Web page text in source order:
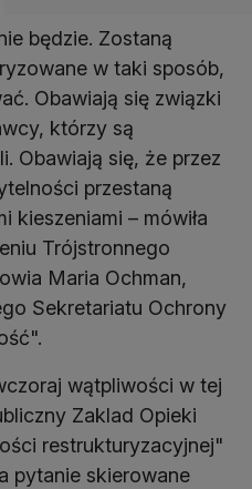
będzie. Zostaną
w taki sposób,
Obawiają się związki
którzy są
Obawiają się, że przez
przestaną
kieszeniami – mówiła
Trójstronnego
Maria Ochman,
Sekretariatu Ochrony
wątpliwości w tej
Zaklad Opieki
restrukturyzacyjnej"
pytanie skierowane